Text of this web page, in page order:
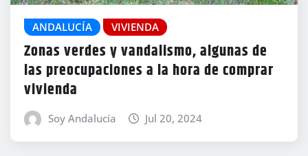
ANDALUCÍA VIVIENDA
Zonas verdes y vandalismo, algunas de
las preocupaciones a la hora de comprar
vivienda
Soy Andalucía Jul 20, 2024